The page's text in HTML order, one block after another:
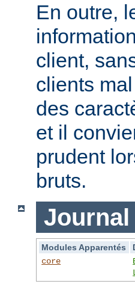
En outre,
client,
clients
des
et il
prudent
bruts.
Modules Apparentés
core